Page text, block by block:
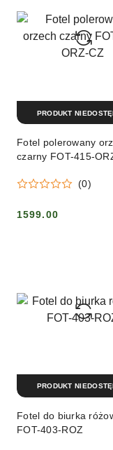
Fotel polerowany
czarny FOT-415-
(0)
Cena:
1599.00
PRODUKT
Fotel do biurka
FOT-403-ROZ
PRODUKT